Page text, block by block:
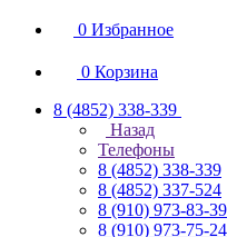
0 Избранное
0 Корзина
8 (4852) 338-339
Назад
Телефоны
8 (4852) 338-339
8 (4852) 337-524
8 (910) 973-83-39
8 (910) 973-75-24